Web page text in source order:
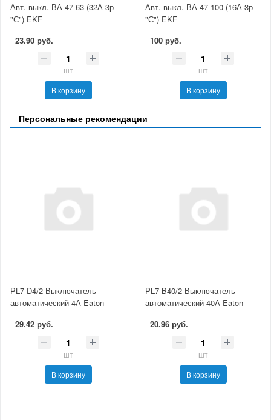
Авт. выкл. ВА 47-63 (32А 3р
"С") EKF
23.90 руб.
шт
В корзину
Авт. выкл. ВА 47-100 (16А 3р
"С") EKF
100 руб.
шт
В корзину
Персональные рекомендации
PL7-D4/2 Выключатель
автоматический 4А Eaton
29.42 руб.
шт
В корзину
PL7-B40/2 Выключатель
автоматический 40А Eaton
20.96 руб.
шт
В корзину